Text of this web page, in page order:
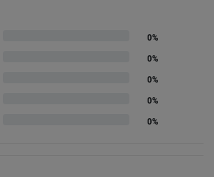
0%
0%
0%
0%
0%